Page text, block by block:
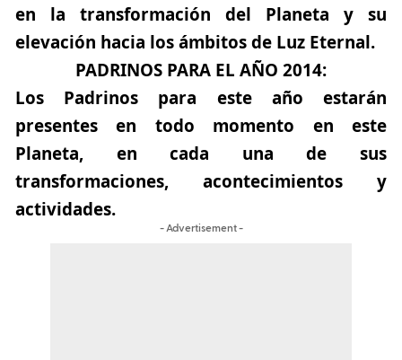
en la transformación del Planeta y su
elevación hacia los ámbitos de Luz Eternal.
PADRINOS PARA EL AÑO 2014:
Los Padrinos para este año estarán
presentes en todo momento en este
Planeta, en cada una de sus
transformaciones, acontecimientos y
actividades.
- Advertisement -